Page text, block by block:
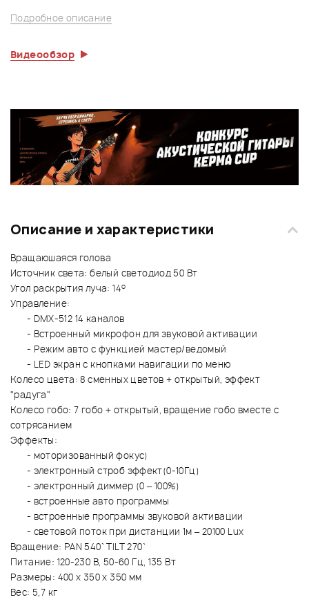
Подробное описание
Видеообзор
Описание и характеристики
Вращаюшаяся голова
Источник света: белый светодиод 50 Вт
Угол раскрытия луча: 14о
Управление:
- DMX-512 14 каналов
- Встроенный микрофон для звуковой активации
- Режим авто с функцией мастер/ведомый
- LED экран с кнопками навигации по меню
Колесо цвета: 8 сменных цветов + открытый, эффект
"радуга"
Колесо гобо: 7 гобо + открытый, вращение гобо вместе с
сотрясанием
Эффекты:
- моторизованный фокус)
- электронный строб эффект(0-10Гц)
- электронный диммер (0 – 100%)
- встроенные авто программы
- встроенные программы звуковой активации
- световой поток при дистанции 1м – 20100 Lux
Вращение: PAN 540` TILT 270`
Питание: 120-230 В, 50-60 Гц, 135 Вт
Размеры: 400 х 350 х 350 мм
Вес: 5,7 кг